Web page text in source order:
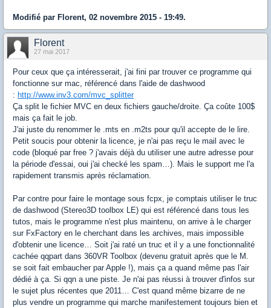
Modifié par Florent, 02 novembre 2015 - 19:49.
Florent
27 mai 2017
Pour ceux que ça intéresserait, j'ai fini par trouver ce programme qui
fonctionne sur mac, référencé dans l'aide de dashwood
: http://www.inv3.com/mvc_splitter
Ça split le fichier MVC en deux fichiers gauche/droite. Ça coûte 100$
mais ça fait le job.
J'ai juste du renommer le .mts en .m2ts pour qu'il accepte de le lire.
Petit soucis pour obtenir la licence, je n'ai pas reçu le mail avec le
code (bloqué par free ? j'avais déjà du utiliser une autre adresse pour
la période d'essai, oui j'ai checké les spam…). Mais le support me l'a
rapidement transmis après réclamation.
Par contre pour faire le montage sous fcpx, je comptais utiliser le truc
de dashwood (Stereo3D toolbox LE) qui est référencé dans tous les
tutos, mais le programme n'est plus maintenu, on arrive à le charger
sur FxFactory en le cherchant dans les archives, mais impossible
d'obtenir une licence… Soit j'ai raté un truc et il y a une fonctionnalité
cachée qqpart dans 360VR Toolbox (devenu gratuit après que le M.
se soit fait embaucher par Apple !), mais ça a quand même pas l'air
dédié à ça. Si qqn a une piste. Je n'ai pas réussi à trouver d'infos sur
le sujet plus récentes que 2011… C'est quand même bizarre de ne
plus vendre un programme qui marche manifestement toujours bien et